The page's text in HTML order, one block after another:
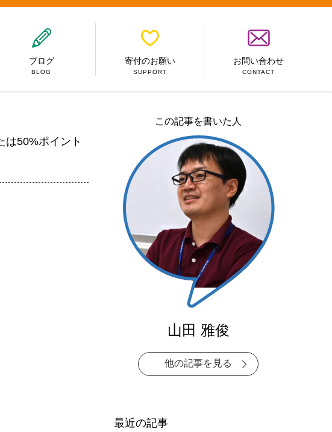
ブログ
BLOG
寄付のお願い
SUPPORT
お問い合わせ
CONTACT
は50%ポイント
この記事を書いた人
山田 雅俊
他の記事を見る
最近の記事